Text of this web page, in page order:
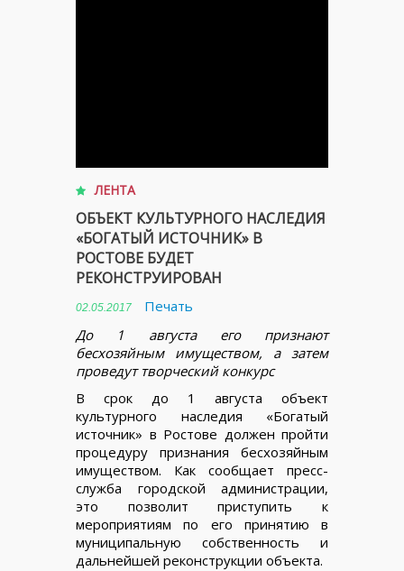
ЛЕНТА
ОБЪЕКТ КУЛЬТУРНОГО НАСЛЕДИЯ
«БОГАТЫЙ ИСТОЧНИК» В
РОСТОВЕ БУДЕТ
РЕКОНСТРУИРОВАН
02.05.2017
Печать
До 1 августа его признают
бесхозяйным имуществом, а затем
проведут творческий конкурс
В срок до 1 августа объект
культурного наследия «Богатый
источник» в Ростове должен пройти
процедуру признания бесхозяйным
имуществом. Как сообщает пресс-
служба городской администрации,
это позволит приступить к
мероприятиям по его принятию в
муниципальную собственность и
дальнейшей реконструкции объекта.